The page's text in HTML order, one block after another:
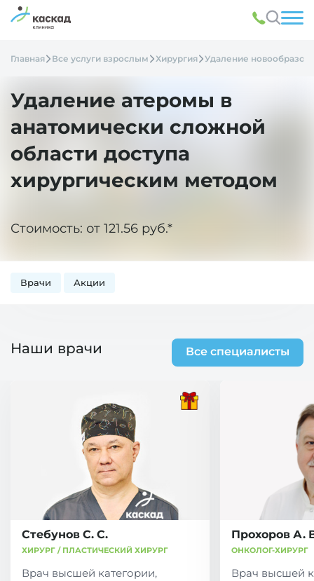
Главная Все услуги взрослым Хирургия Удаление
Удаление атеромы в
анатомически сложной
области доступа
хирургическим методом
Стоимость: от 121.56 руб.*
Врачи Акции
Наши врачи Все специалисты
Стебунов С. С.
ХИРУРГ / ПЛАСТИЧЕСКИЙ ХИРУРГ
Врач высшей категории,
Прохоров А.
ОНКОЛОГ-ХИРУРГ
Врач высшей